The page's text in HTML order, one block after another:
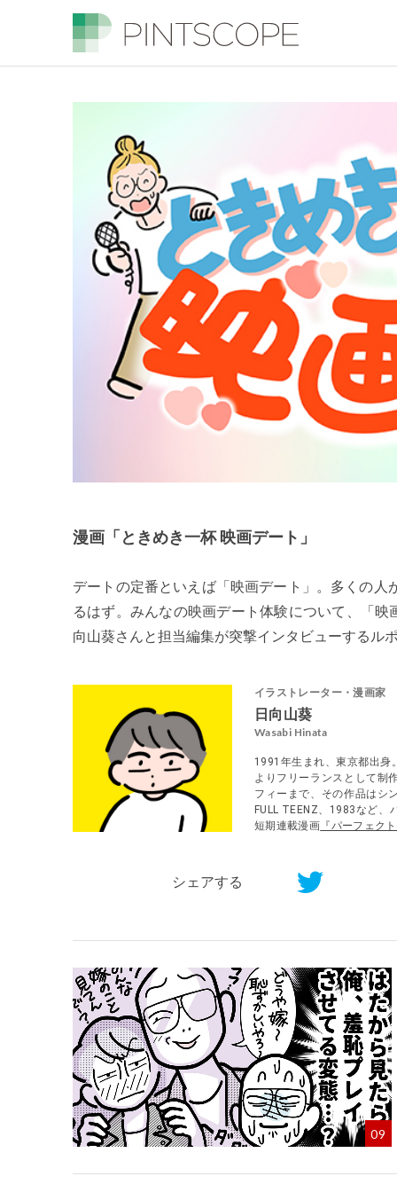
漫画「ときめき一杯 映画デート」
デートの定番といえば「映画デート」。多くの
るはず。みんなの映画デート体験について、「
向山葵さんと担当編集が突撃インタビューするル
イラストレーター・漫画家
日向山葵
Wasabi Hinata
1991年生まれ、東京都出身
よりフリーランスとして制
フィーまで、その作品はシ
FULL TEENZ、1983など
短期連載漫画 『パーフェク
シェアする
09